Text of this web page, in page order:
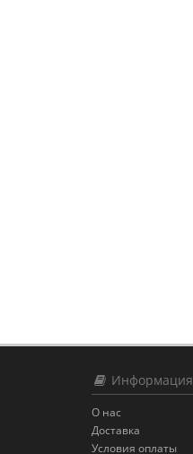
Информация
О нас
Доставка
Условия оплаты